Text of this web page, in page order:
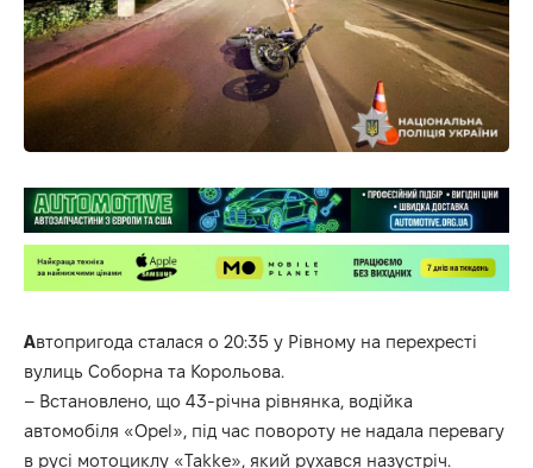
Автопригода сталася о 20:35 у Рівному на перехресті
вулиць Соборна та Корольова.
– Встановлено, що 43-річна рівнянка, водійка
автомобіля «Opel», під час повороту не надала перевагу
в русі мотоциклу «Takke», який рухався назустріч.